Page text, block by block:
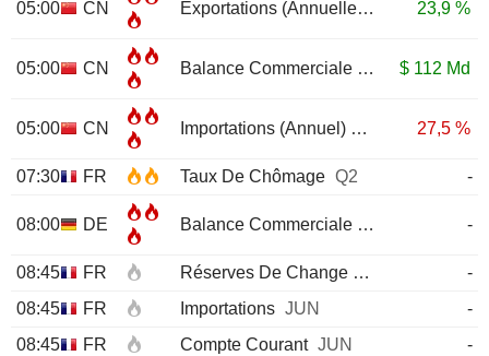
05:00 CN Exportations (Annuelle) 23,9 %
05:00 CN Balance CommercialeJUL $ 112 Md
05:00 CN Importations (Annuel)JUL 27,5 %
07:30 FR Taux De Chômage Q2 -
08:00 DE Balance CommercialeJUN -
08:45 FR Réserves De ChangeJUL
-
08:45
FR Importations JUN
-
08:45
FR Compte Courant JUN -